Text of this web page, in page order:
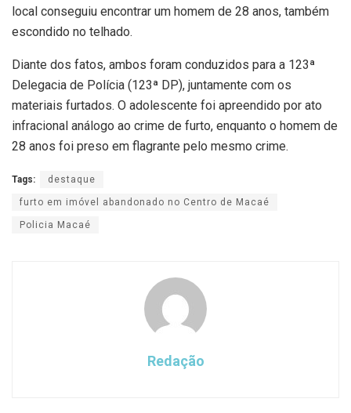
local conseguiu encontrar um homem de 28 anos, também
escondido no telhado.
Diante dos fatos, ambos foram conduzidos para a 123ª
Delegacia de Polícia (123ª DP), juntamente com os
materiais furtados. O adolescente foi apreendido por ato
infracional análogo ao crime de furto, enquanto o homem de
28 anos foi preso em flagrante pelo mesmo crime.
Tags: destaque
furto em imóvel abandonado no Centro de Macaé
Policia Macaé
Redação